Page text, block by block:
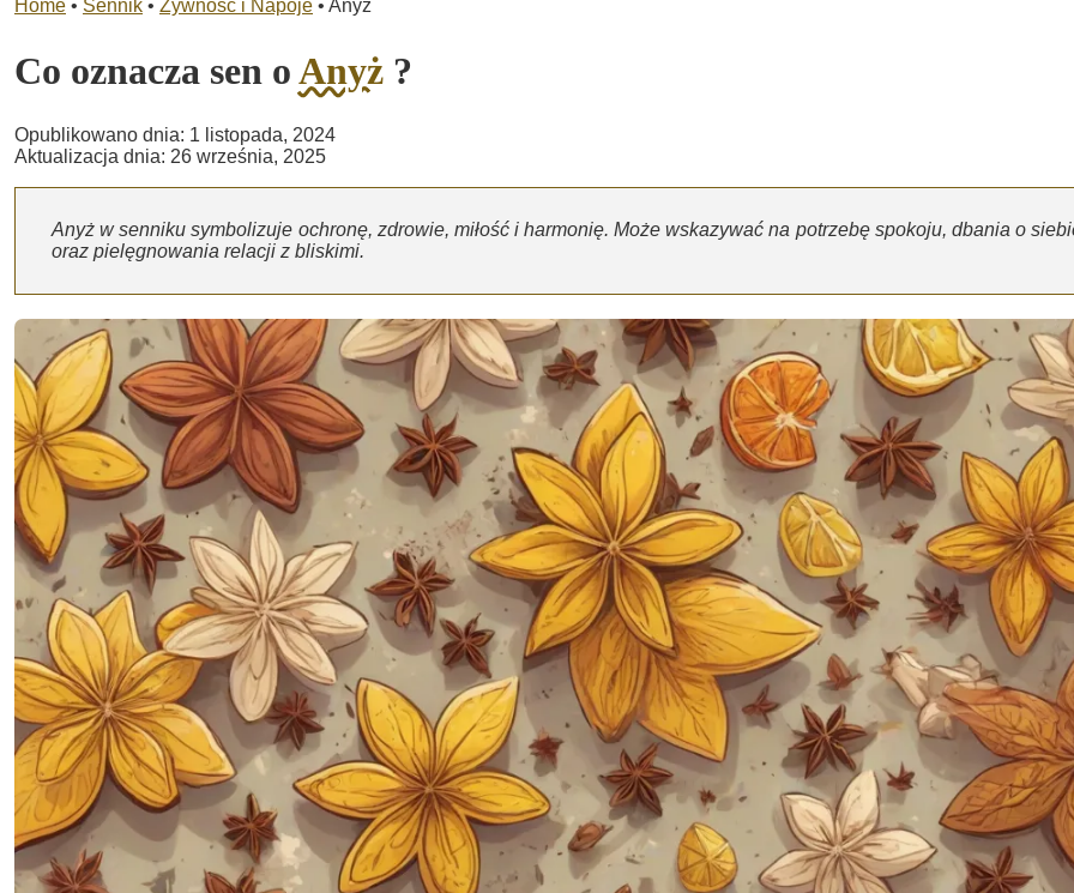
Home • Sennik • Żywność i Napoje • Anyż
Co oznacza sen oAnyż ?
Opublikowano dnia: 1 listopada, 2024
Aktualizacja dnia: 26 września, 2025
Anyż w senniku symbolizuje ochronę, zdrowie, miłość i harmonię. Może wskazywać na potrzebę spokoju, dbania o
oraz pielęgnowania relacji z bliskimi.